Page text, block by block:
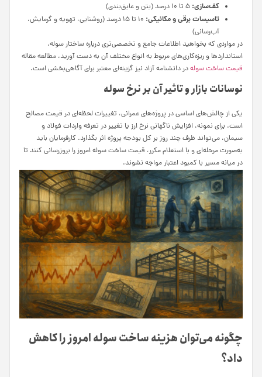
کف‌سازی:
تاسیسات برقی و مکانیکی:
۱۰ تا ۱۵ درصد (روشنایی، تهویه و گرمایش،
آب‌رسانی)
در مواردی که بخواهید اطلاعات جامع و تخصصی‌تری درباره ساختار سوله،
استانداردها و ریزه‌کاری‌های مربوط به انواع مختلف آن به دست آورید، مطالعه مقاله
قیمت ساخت سولهدر دانشنامه آزاد نیز گزینه‌ای معتبر برای آگاهی‌بخشی است.
نوسانات بازار و تاثیر آن بر نرخ سوله
یکی از چالش‌های اساسی در پروژه‌های عمرانی، تغییرات لحظه‌ای در قیمت مصالح
است. برای نمونه، افزایش ناگهانی نرخ ارز یا تغییر در تعرفه واردات فولاد و
سیمان، می‌تواند ظرف چند روز بر کل بودجه پروژه اثر بگذارد. کارفرمایان باید
به‌صورت مرحله‌ای و با استعلام مکرر، قیمت ساخت سوله امروز را بروز‌رسانی کنند تا
در میانه مسیر با کمبود اعتبار مواجه نشوند.
چگونه می‌توان هزینه ساخت سوله امروز را کاهش
داد؟